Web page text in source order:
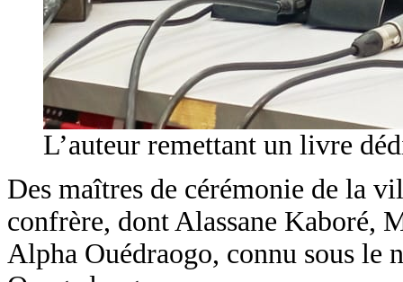
L’auteur remettant un livre
Des maîtres de cérémonie de la
confrère, dont Alassane Kaboré,
Alpha Ouédraogo, connu sous le